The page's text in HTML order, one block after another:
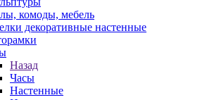
комоды, мебель
декоративные настенные
Назад
Часы
Настенные